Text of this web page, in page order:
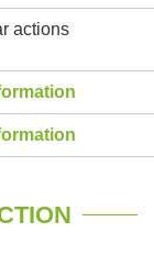
actions